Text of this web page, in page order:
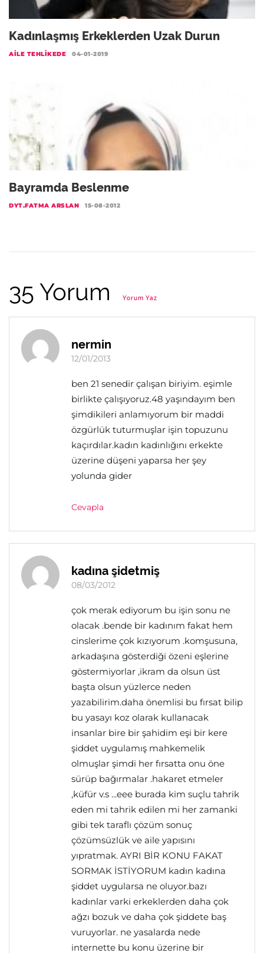
Kadınlaşmış Erkeklerden Uzak Durun
AILE TEHLIKEDE 04-01-2019
Bayramda Beslenme
DYT.FATMA ARSLAN 15-08-2012
35 Yorum Yorum Yaz
nermin
12/01/2013
ben 21 senedir çalışan biriyim. eşimle
birlikte çalışıyoruz.48 yaşındayım ben
şimdikileri anlamıyorum bir maddi
özgürlük tuturmuşlar işin topuzunu
kaçırdılar.kadın kadınlığını erkekte
üzerine düşeni yaparsa her şey
yolunda gider
Cevapla
kadına şidetmiş
08/03/2012
çok merak ediyorum bu işin sonu ne
olacak .bende bir kadınım fakat hem
cinslerime çok kızıyorum .komşusuna,
arkadaşına gösterdiği özeni eşlerine
göstermiyorlar ,ikram da olsun üst
başta olsun yüzlerce neden
yazabilirim.daha önemlisi bu fırsat bilip
bu yasayı koz olarak kullanacak
insanlar bire bir şahidim eşi bir kere
şiddet uygulamış mahkemelik
olmuşlar şimdi her fırsatta onu öne
sürüp bağırmalar .hakaret etmeler
,küfür v.s ...eee burada kim suçlu tahrik
eden mi tahrik edilen mi her zamanki
gibi tek taraflı çözüm sonuç
çözümsüzlük ve aile yapısını
yıpratmak. AYRI BİR KONU FAKAT
SORMAK İSTİYORUM kadın kadına
şiddet uygularsa ne oluyor.bazı
kadınlar varki erkeklerden daha çok
ağzı bozuk ve daha çok şiddete baş
vuruyorlar. ne yasalarda nede
internette bu konu üzerine bir